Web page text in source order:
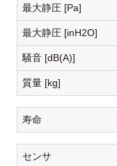
最大静圧 [Pa]
最大静圧 [inH2O]
騒音 [dB(A)]
質量 [kg]
寿命
センサ